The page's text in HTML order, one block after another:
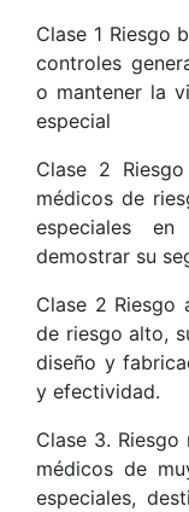
Clase 1 Riesgo
controles
o mantener la
especial
Clase 2
médicos de
especiales
demostrar su
Clase 2 Riesgo
de riesgo alto,
diseño y
y efectividad.
Clase 3.
médicos de
especiales,